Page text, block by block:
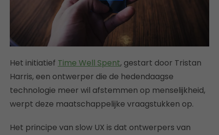
Het initiatief Time Well Spent, gestart door Tristan
Harris, een ontwerper die de hedendaagse
technologie meer wil afstemmen op menselijkheid,
werpt deze maatschappelijke vraagstukken op.
Het principe van slow UX is dat ontwerpers van